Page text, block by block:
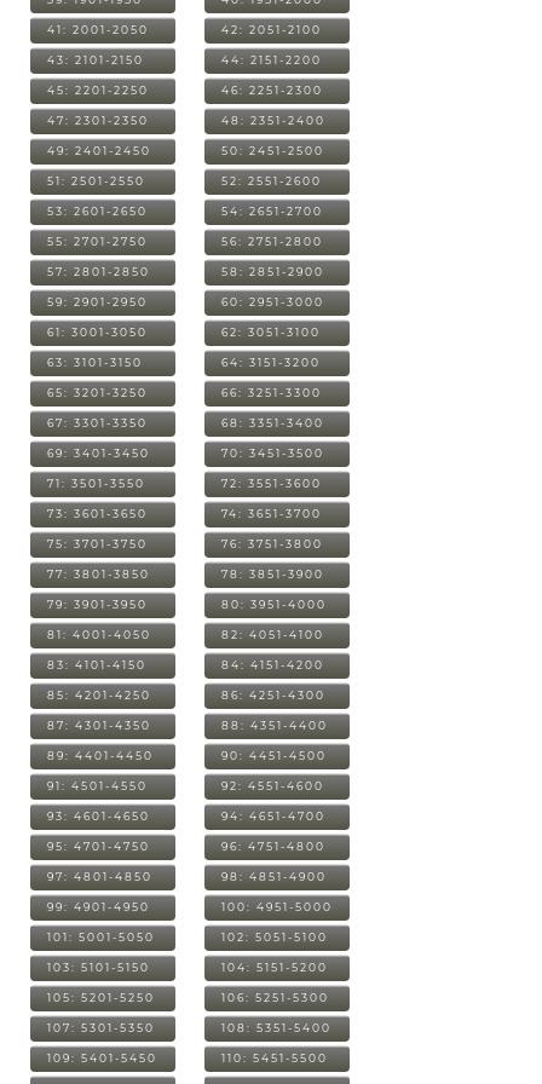
41: 2001-2050 42: 2051-2100
43: 2101-2150 44: 2151-2200
45: 2201-2250 46: 2251-2300
47: 2301-2350 48: 2351-2400
49: 2401-2450 50: 2451-2500
51: 2501-2550 52: 2551-2600
53: 2601-2650 54: 2651-2700
55: 2701-2750 56: 2751-2800
57: 2801-2850 58: 2851-2900
59: 2901-2950 60: 2951-3000
61: 3001-3050 62: 3051-3100
63: 3101-3150 64: 3151-3200
65: 3201-3250 66: 3251-3300
67: 3301-3350 68: 3351-3400
69: 3401-3450 70: 3451-3500
71: 3501-3550 72: 3551-3600
73: 3601-3650 74: 3651-3700
75: 3701-3750 76: 3751-3800
77: 3801-3850 78: 3851-3900
79: 3901-3950 80: 3951-4000
81: 4001-4050 82: 4051-4100
83: 4101-4150 84: 4151-4200
85: 4201-4250 86: 4251-4300
87: 4301-4350 88: 4351-4400
89: 4401-4450 90: 4451-4500
91: 4501-4550 92: 4551-4600
93: 4601-4650 94: 4651-4700
95: 4701-4750 96: 4751-4800
97: 4801-4850 98: 4851-4900
99: 4901-4950 100: 4951-5000
101: 5001-5050 102: 5051-5100
103: 5101-5150 104: 5151-5200
105: 5201-5250 106: 5251-5300
107: 5301-5350 108: 5351-5400
109: 5401-5450 110: 5451-5500